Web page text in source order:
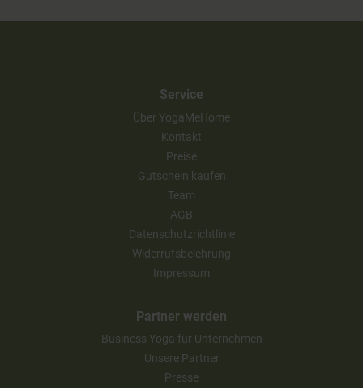
Service
Über YogaMeHome
Kontakt
Preise
Gutschein kaufen
Team
AGB
Datenschutzrichtlinie
Widerrufsbelehrung
Impressum
Partner werden
Business Yoga für Unternehmen
Unsere Partner
Presse